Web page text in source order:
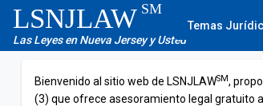
LSNJLAW SM
Las Leyes en Nueva Jersey y Usted
Temas
Bienvenido al sitio web de LSNJLAWSM,
(3) que ofrece asesoramiento legal gratuito